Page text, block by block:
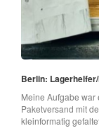
Berlin:
Meine Aufgabe
Paketversand mit
kleinformatig